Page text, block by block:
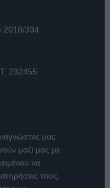
2018/334
232455
μας
μαζί μας με
να
τους,